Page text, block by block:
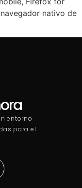
nativo de
entorno
para el